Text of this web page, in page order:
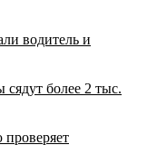
водитель и
сядут более 2 тыс.